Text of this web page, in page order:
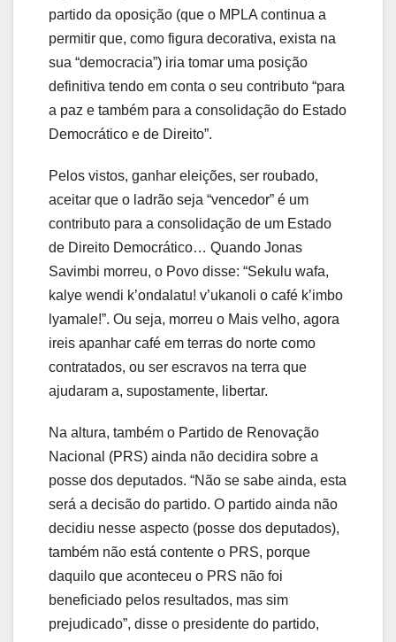
partido da oposição (que o MPLA continua a
permitir que, como figura decorativa, exista na
sua “democracia”) iria tomar uma posição
definitiva tendo em conta o seu contributo “para
a paz e também para a consolidação do Estado
Democrático e de Direito”.
Pelos vistos, ganhar eleições, ser roubado,
aceitar que o ladrão seja “vencedor” é um
contributo para a consolidação de um Estado
de Direito Democrático… Quando Jonas
Savimbi morreu, o Povo disse: “Sekulu wafa,
kalye wendi k’ondalatu! v’ukanoli o café k’imbo
lyamale!”. Ou seja, morreu o Mais velho, agora
ireis apanhar café em terras do norte como
contratados, ou ser escravos na terra que
ajudaram a, supostamente, libertar.
Na altura, também o Partido de Renovação
Nacional (PRS) ainda não decidira sobre a
posse dos deputados. “Não se sabe ainda, esta
será a decisão do partido. O partido ainda não
decidiu nesse aspecto (posse dos deputados),
também não está contente o PRS, porque
daquilo que aconteceu o PRS não foi
beneficiado pelos resultados, mas sim
prejudicado”, disse o presidente do partido,